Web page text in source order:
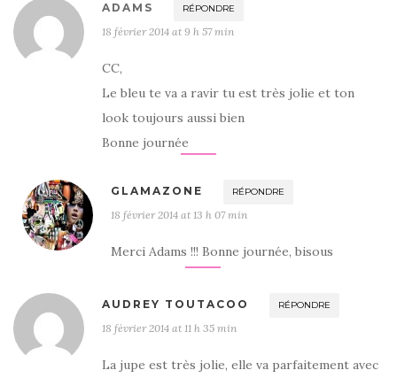
ADAMS RÉPONDRE
18 février 2014 at 9 h 57 min
CC,
Le bleu te va a ravir tu est très jolie et ton
look toujours aussi bien
Bonne journée
GLAMAZONE RÉPONDRE
18 février 2014 at 13 h 07 min
Merci Adams !!! Bonne journée, bisous
AUDREY TOUTACOO RÉPONDRE
18 février 2014 at 11 h 35 min
La jupe est très jolie, elle va parfaitement avec